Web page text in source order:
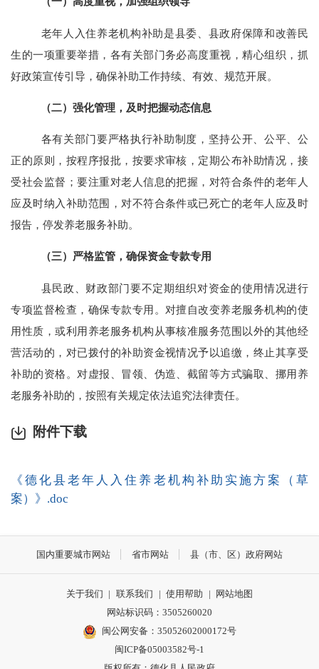
老年人入住养老机构补助是县委、县政府保障和改善民
生的一项重要举措，各有关部门务必高度重视，精心组织，抓
好政策宣传引导，确保补助工作持续、有效、规范开展。
（二）强化管理，及时把握动态信息
各有关部门要严格执行补助制度，坚持公开、公平、公
正的原则，按程序报批，按要求审核，定期公布补助情况，接
受社会监督；要注重对老人信息的把握，对符合条件的老年人
应及时纳入补助范围，对不符合条件或已死亡的老年人应及时
报告，停发养老服务补助。
（三）严格监管，确保资金专款专用
县民政、财政部门要不定期组织对资金的使用情况进行
专项监督检查，确保专款专用。对擅自改变养老服务机构的使
用性质，或利用养老服务机构从事核准服务范围以外的其他经
营活动的，对已拨付的补助资金视情况予以追缴，终止其享受
补助的资格。对虚报、冒领、伪造、截留等方式骗取、挪用养
老服务补助的，按照有关规定依法追究法律责任。
附件下载
《德化县老年人入住养老机构补助实施方案（草
案）》.doc
国内重要城市网站 省市网站 县（市、区）政府网站
关于我们 | 联系我们 | 使用帮助 |
网站地图
网站标识码：3505260020
闽公网安备：35052602000172号
闽ICP备05003582号-1